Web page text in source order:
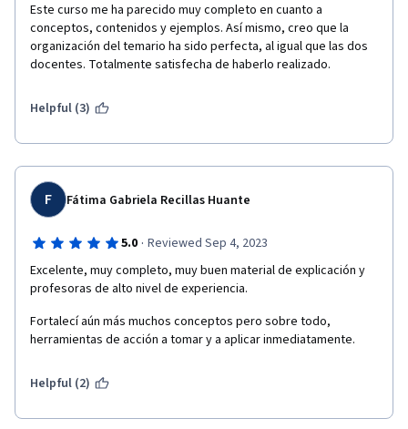
Este curso me ha parecido muy completo en cuanto a
conceptos, contenidos y ejemplos. Así mismo, creo que la
organización del temario ha sido perfecta, al igual que las dos
docentes. Totalmente satisfecha de haberlo realizado.
Helpful (3)
F Fátima Gabriela Recillas Huante
5.0 · Reviewed Sep 4, 2023
Excelente, muy completo, muy buen material de explicación y
profesoras de alto nivel de experiencia.
Fortalecí aún más muchos conceptos pero sobre todo,
herramientas de acción a tomar y a aplicar inmediatamente.
Helpful (2)